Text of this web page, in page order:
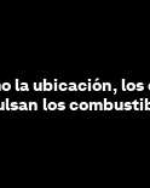
la ubicación,
los